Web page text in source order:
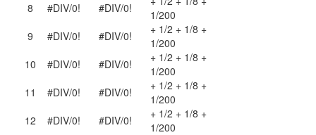
8
#DIV/0! #DIV/0!
1/200
9
#DIV/0! #DIV/0!
+ 1/2 + 1/8 +
1/200
10
#DIV/0! #DIV/0!
+ 1/2 + 1/8 +
1/200
11
#DIV/0! #DIV/0!
+ 1/2 + 1/8 +
1/200
12
#DIV/0! #DIV/0!
+ 1/2 + 1/8 +
1/200